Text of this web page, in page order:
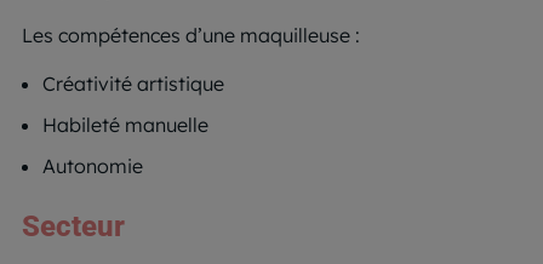
Les compétences d’une maquilleuse :
Créativité artistique
Habileté manuelle
Autonomie
Secteur